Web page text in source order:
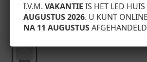
I.V.M. VAKANTIE IS HET LED
AUGUSTUS 2026. U KUNT
NA 11 AUGUSTUS